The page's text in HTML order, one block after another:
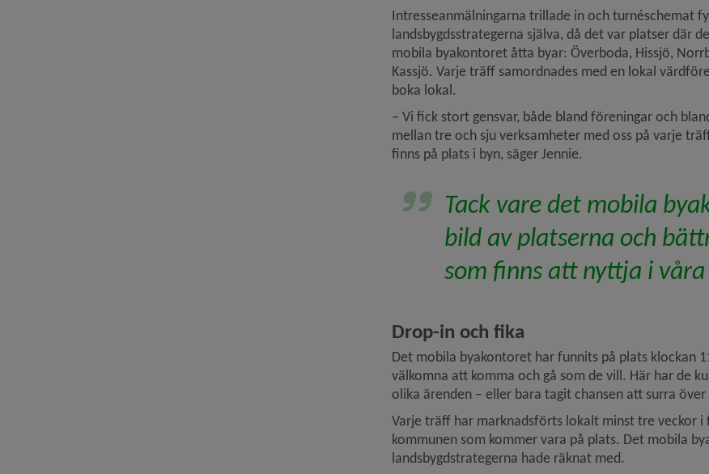
Intresseanmälningarna trillade in och turnéschemat
landsbygdsstrategerna själva, då det var platser där
mobila byakontoret åtta byar: Överboda, Hissjö,
Kassjö. Varje träff samordnades med en lokal
boka lokal.
– Vi fick stort gensvar, både bland föreningar och
mellan tre och sju verksamheter med oss på varje
finns på plats i byn, säger Jennie.
Tack vare det mobila
bild av platserna och
som finns att nyttja i
Drop-in och fika
Det mobila byakontoret har funnits på plats klockan
välkomna att komma och gå som de vill. Här har de
olika ärenden – eller bara tagit chansen att surra
Varje träff har marknadsförts lokalt minst tre veckor
kommunen som kommer vara på plats. Det mobila
landsbygdstrategerna hade räknat med.